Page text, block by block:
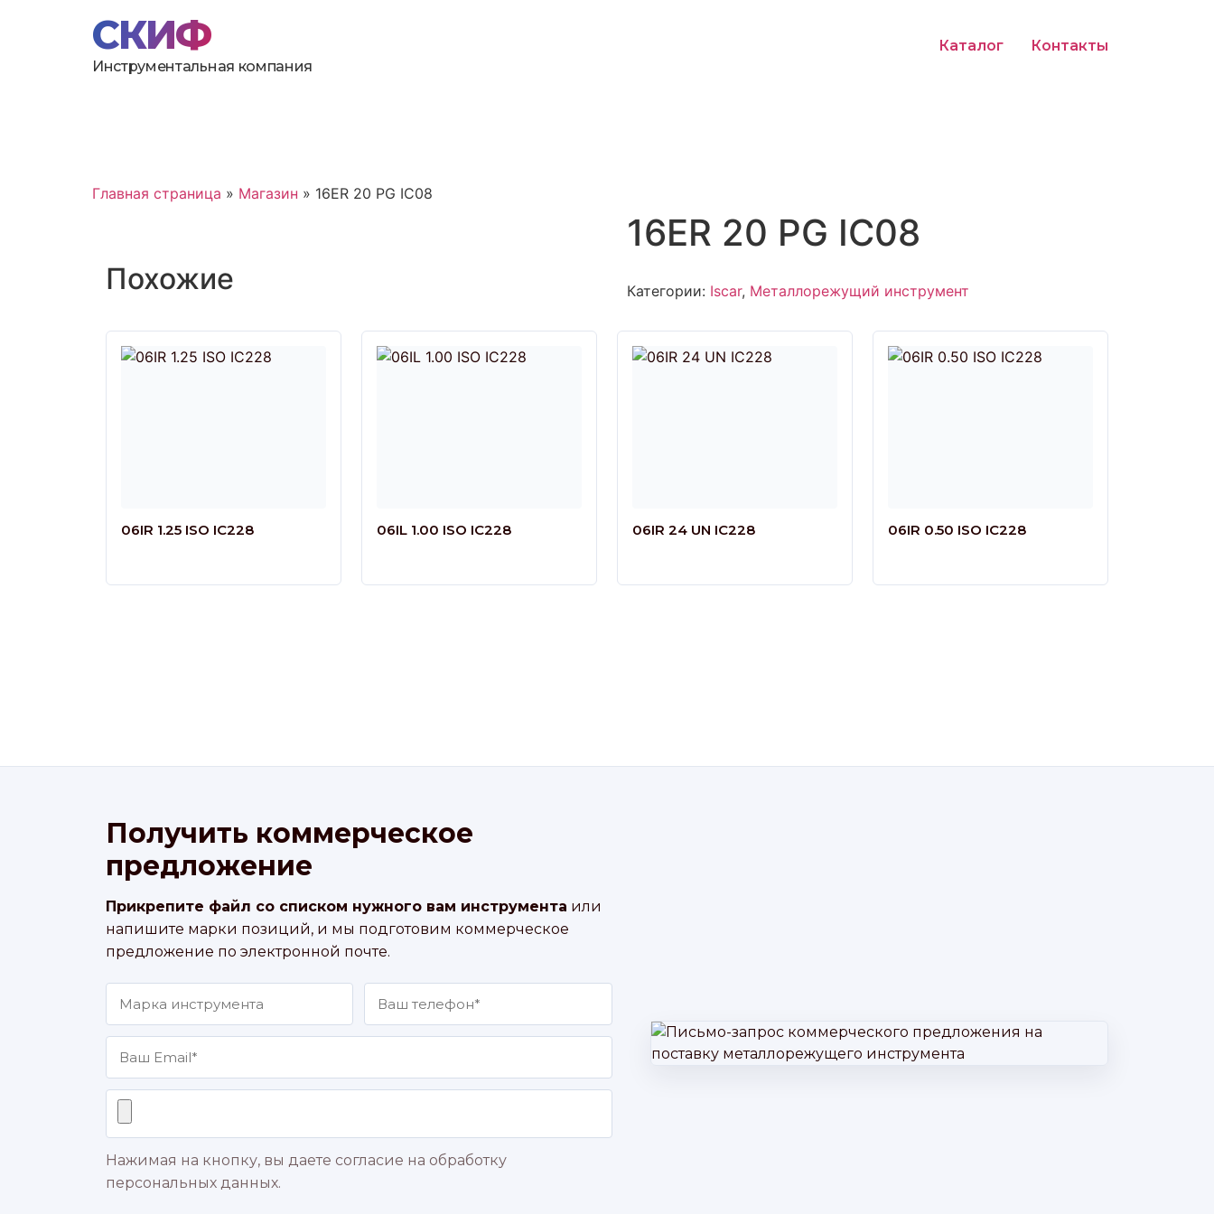
Инструментальная компания
Каталог Контакты
Главная страница » Магазин » 16ER 20 PG IC08
16ER 20 PG IC08
Категории: Iscar, Металлорежущий инструмент
Похожие
06IR 1.25 ISO IC228 06IL 1.00 ISO IC228 06IR 24 UN IC228 06IR 0.50 ISO IC228
Получить коммерческое
предложение
Прикрепите файл со списком нужного вам инструмента или
напишите марки позиций, и мы подготовим коммерческое
предложение по электронной почте.
Нажимая на кнопку, вы даете согласие на обработку
персональных данных.